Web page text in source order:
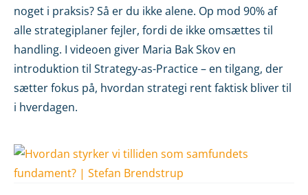
noget i praksis? Så er du ikke alene. Op mod 90% af
alle strategiplaner fejler, fordi de ikke omsættes til
handling. I videoen giver Maria Bak Skov en
introduktion til Strategy-as-Practice – en tilgang, der
sætter fokus på, hvordan strategi rent faktisk bliver til
i hverdagen.